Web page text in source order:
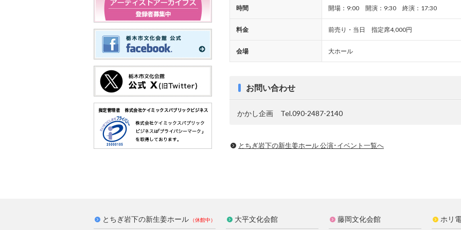
時間 開場：9:00 開演：9:30 終演：17:30
料金 前売り・当日 指定席4,000円
会場 大ホール
お問い合わせ
かかし企画 Tel.090-2487-2140
とちぎ岩下の新⽣姜ホール 公演･イベント一覧へ
とちぎ岩下の新生姜ホール 大平文化会館 藤岡文化会館 ホリ